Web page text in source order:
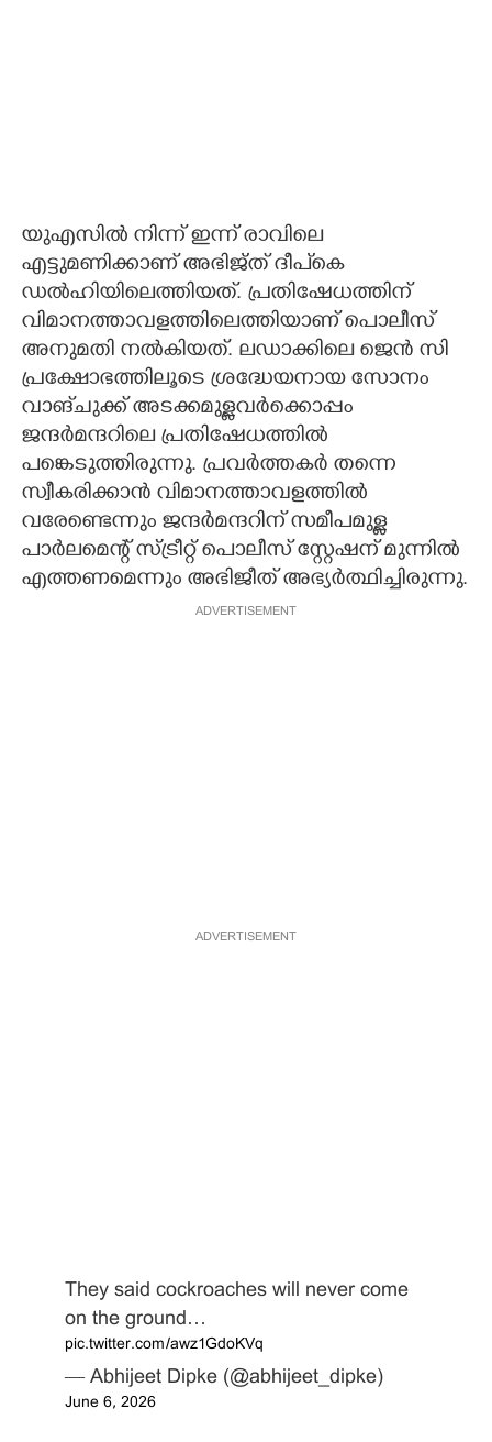
യുഎസിൽ നിന്ന് ഇന്ന് രാവിലെ
എട്ടുമണിക്കാണ് അഭിജ്ത് ദീപ്കെ
ഡൽഹിയിലെത്തിയത്. പ്രതിഷേധത്തിന്
വിമാനത്താവളത്തിലെത്തിയാണ് പൊലീസ്
അനുമതി നൽകിയത്. ലഡാക്കിലെ ജെൻ സി
പ്രക്ഷോഭത്തിലൂടെ ശ്രദ്ധേയനായ സോനം
വാങ്‌ചുക്ക് അടക്കമുള്ളവർക്കൊപ്പം
ജന്ദർമന്ദറിലെ പ്രതിഷേധത്തിൽ
പങ്കെടുത്തിരുന്നു. പ്രവർത്തകർ തന്നെ
സ്വീകരിക്കാൻ വിമാനത്താവളത്തിൽ
വരേണ്ടെന്നും ജന്ദർമന്ദറിന് സമീപമുള്ള
പാർലമെന്റ് സ്ട്രീറ്റ് പൊലീസ് സ്റ്റേഷന് മുന്നിൽ
എത്തണമെന്നും അഭിജീത് അഭ്യർത്ഥിച്ചിരുന്നു.
ADVERTISEMENT
ADVERTISEMENT
They said cockroaches will never come
on the ground…
pic.twitter.com/awz1GdoKVq
— Abhijeet Dipke (@abhijeet_dipke)
June 6, 2026